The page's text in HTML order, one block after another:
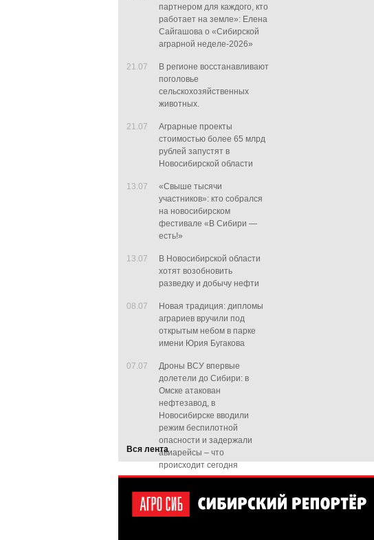
партнером для каждого, кто
работает на земле»: Елена
Сайгашова о «Сибирской
аграрной неделе-2026»
21.07
В регионе восстанавливают
поголовье
сельскохозяйственных
животных.
21.07
Аграрные проекты
стоимостью более 65 млрд
рублей запустят в
Новосибирской области
13.07
«Свыше тысячи
участников»: кто собрался
на новосибирском
фестивале «В Сибири —
есть!»
13.07
В Новосибирской области
хотят возобновить
разведку и добычу нефти
08.07
Новая традиция: дипломы
аграриев вручили под
открытым небом в парке
имени Юрия Бугакова
07.07
Дроны ВСУ впервые
долетели до Сибири: в
Омске атакован
нефтезавод, в
Новосибирске вводили
режим беспилотной
опасности и задержали
авиарейсы – что
происходит сегодня
Вся лента